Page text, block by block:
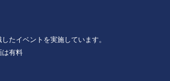
たイベントを実施しています。
は有料